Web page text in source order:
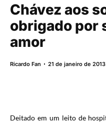
Chávez aos
obrigado por
amor
Ricardo Fan 21 de janeiro de 2013
Deitado em um leito de